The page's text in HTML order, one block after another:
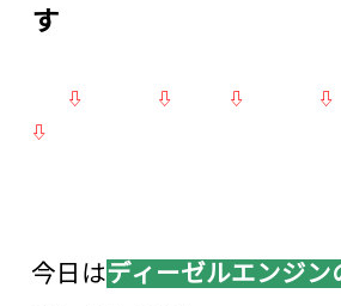
す
⇩ ⇩ ⇩
⇩
今日はディーゼルエンジン